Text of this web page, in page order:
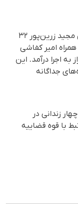
همان روز، حکم اعدام دو زندانی به‌نامهای مجید زرین‌پور ۳۲
امیر کفاشی
به اجرا درآمد. این
جداگانه
زندانی در
با قوه قضاییه